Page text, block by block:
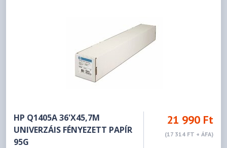
HP Q1405A 36'X45,7M
UNIVERZÁIS FÉNYEZETT PAPÍ­R
95G
21 990 Ft
(17 314 FT + ÁFA)